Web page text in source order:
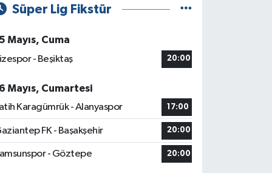
Süper Lig Fikstür
Mayıs, Cuma
- Beşiktaş
20:00
Mayıs, Cumartesi
Karagümrük - Alanyaspor
17:00
FK - Başakşehir 20:00
- Göztepe 20:00